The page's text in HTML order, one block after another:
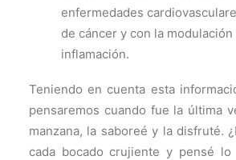
enfermedades
de cáncer y con la modulación
inflamación.
Teniendo en cuenta esta
pensaremos cuando fue la última
manzana, la saboreé y la disfruté.
cada bocado crujiente y pensé lo